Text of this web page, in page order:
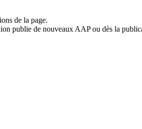
de la page.
publie de nouveaux AAP ou dès la